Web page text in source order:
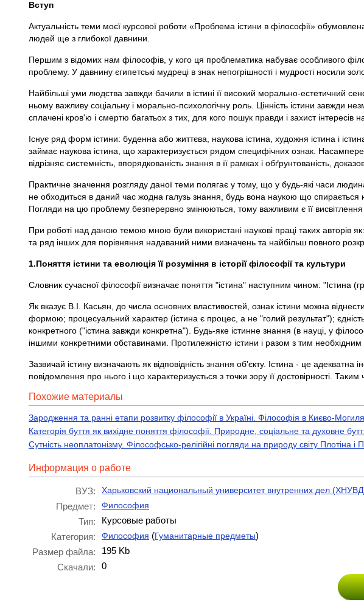
Вступ
Актуальність теми моєї курсової роботи «Проблема істини в філософії»
людей ще з глибокої давнини.
Першим з відомих нам філософів, у кого ця проблематика набуває особливого
проблему. У давнину єгипетські мудреці в знак непогрішності і мудрості носили
Найбільші уми людства завжди бачили в істині її високий морально-естетичний
ньому важливу соціальну і морально-психологічну роль. Цінність істини завжди
сплачені кров'ю і смертю багатьох з тих, для кого пошук правди і захист інтересів
Існує ряд форм істини: буденна або життєва, наукова істина, художня істина і
займає наукова істина, що характеризується рядом специфічних ознак.
відрізняє системність, впорядкованість знання в її рамках і обґрунтованість,
Практичне значення розгляду даної теми полягає у тому, що у будь-які часи
не обходиться в даний час жодна галузь знання, будь вона наукою що спирається
Погляди на цю проблему безперервно змінюються, тому важливим є її висвітлення
При роботі над даною темою мною були використані наукові праці таких
та ряд інших для порівняння надаваний ними визначень та найбільш повного
1.Поняття істини та еволюція її розуміння в історії філософії та культури
Словник сучасної філософії визначає поняття "істина" наступним чином: "Істина
Як вказує В.І. Касьян, до числа основних властивостей, ознак істини можна
формою; процесуальний характер (істина є процес, а не "голий результат"); єдність
конкретного ("істина завжди конкретна"). Будь-яке істинне знання (в науці, у
іншими конкретними обставинами. Протилежністю істини і разом з тим
Зазвичай істину визначають як відповідність знання об'єкту. Істина - це
повідомлення про нього і що характеризується з точки зору її достовірності.
Похожие материалы
Зародження та ранні етапи розвитку філософії в Україні. Філософія в Києво-
Категорія буття як вихідне поняття філософії. Природне, соціальне та духовне
Сутність неоплатонізму. Філософсько-релігійні погляди на природу світу
Информация о работе
ВУЗ: Харьковский национальный университет внутренних дел
Предмет: Философия
Тип:
Курсовые работы
Категория:
Философия (Гуманитарные предметы)
Размер файла:
195 Kb
Скачали:
0